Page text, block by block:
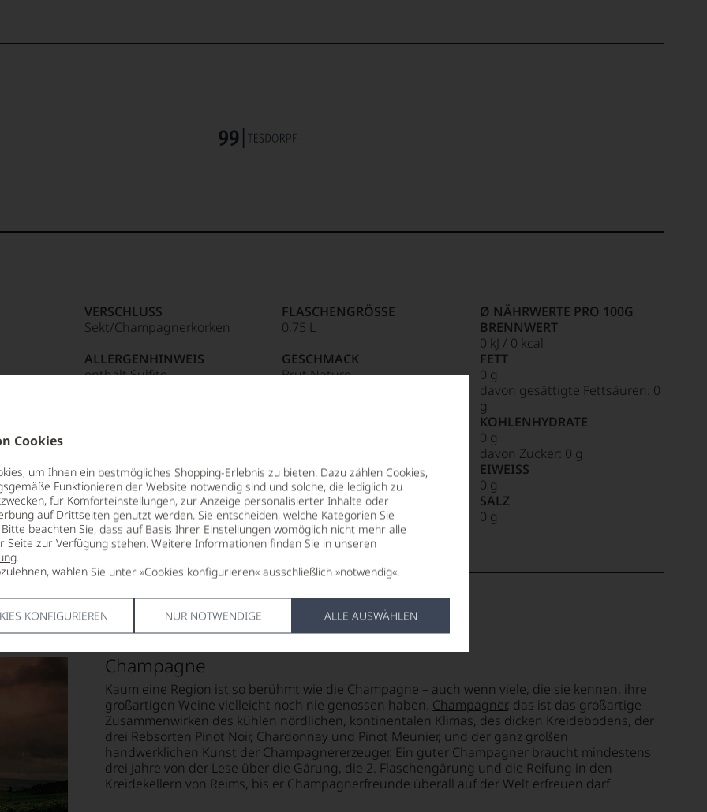
Cookies
um Ihnen ein bestmögliches Shopping-Erlebnis zu bieten. Dazu zählen Cookies,
Funktionieren der Website notwendig sind und solche, die lediglich zu
für Komforteinstellungen, zur Anzeige personalisierter Inhalte oder
auf Drittseiten genutzt werden. Sie entscheiden, welche Kategorien Sie
beachten Sie, dass auf Basis Ihrer Einstellungen womöglich nicht mehr alle
Seite zur Verfügung stehen. Weitere Informationen finden Sie in unseren
.
wählen Sie unter »Cookies konfigurieren« ausschließlich »notwendig«.
KONFIGURIEREN NUR NOTWENDIGE ALLE AUSWÄHLEN
VERSCHLUSS
Sekt/Champagnerkorken
ALLERGENHINWEIS
enthält Sulfite
LAND
Frankreich
FLASCHENGRÖSSE
0,75 L
GESCHMACK
Brut Nature
Ø NÄHRWERTE PRO 100G
BRENNWERT
0 kJ / 0 kcal
FETT
0 g
davon gesättigte Fettsäuren: 0
g
KOHLENHYDRATE
0 g
davon Zucker: 0 g
EIWEISS
0 g
SALZ
0 g
Champagne
Kaum eine Region ist so berühmt wie die Champagne – auch wenn viele, die sie kennen, ihre
großartigen Weine vielleicht noch nie genossen haben. Champagner, das ist das großartige
Zusammenwirken des kühlen nördlichen, kontinentalen Klimas, des dicken Kreidebodens, der
drei Rebsorten Pinot Noir, Chardonnay und Pinot Meunier, und der ganz großen
handwerklichen Kunst der Champagnererzeuger. Ein guter Champagner braucht mindestens
drei Jahre von der Lese über die Gärung, die 2. Flaschengärung und die Reifung in den
Kreidekellern von Reims, bis er Champagnerfreunde überall auf der Welt erfreuen darf.